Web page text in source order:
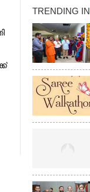
TRENDING IN
×